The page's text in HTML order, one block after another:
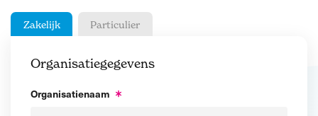
Zakelijk Particulier
Organisatiegegevens
Organisatienaam